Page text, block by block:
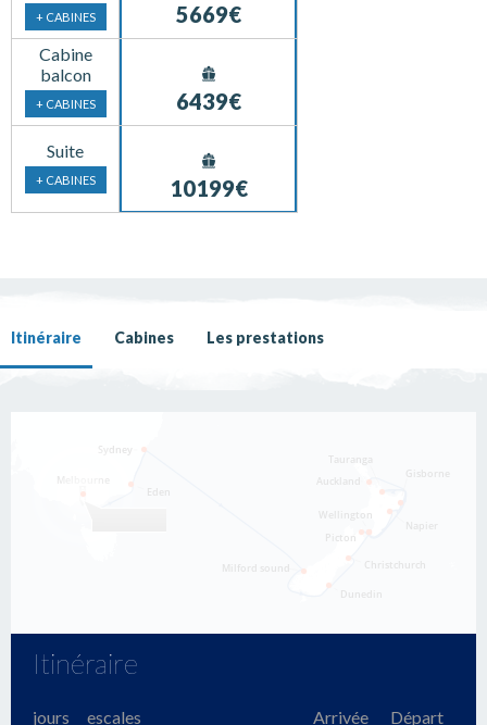
+ CABINES
Cabine
balcon
+ CABINES
Suite
+ CABINES
5669€
6439€
10199€
Itinéraire Cabines Les prestations
Itinéraire
jours escales Arrivée Départ